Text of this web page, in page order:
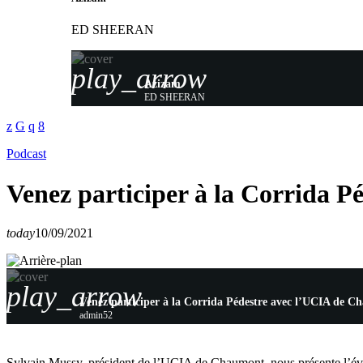
ED SHEERAN
play_arrow
Azizam
ED SHEERAN
Podcast
Venez participer à la Corrida
today10/09/2021
play_arrowVenez participer à la Corrida Pédestre avec l’UCIA de
admin52